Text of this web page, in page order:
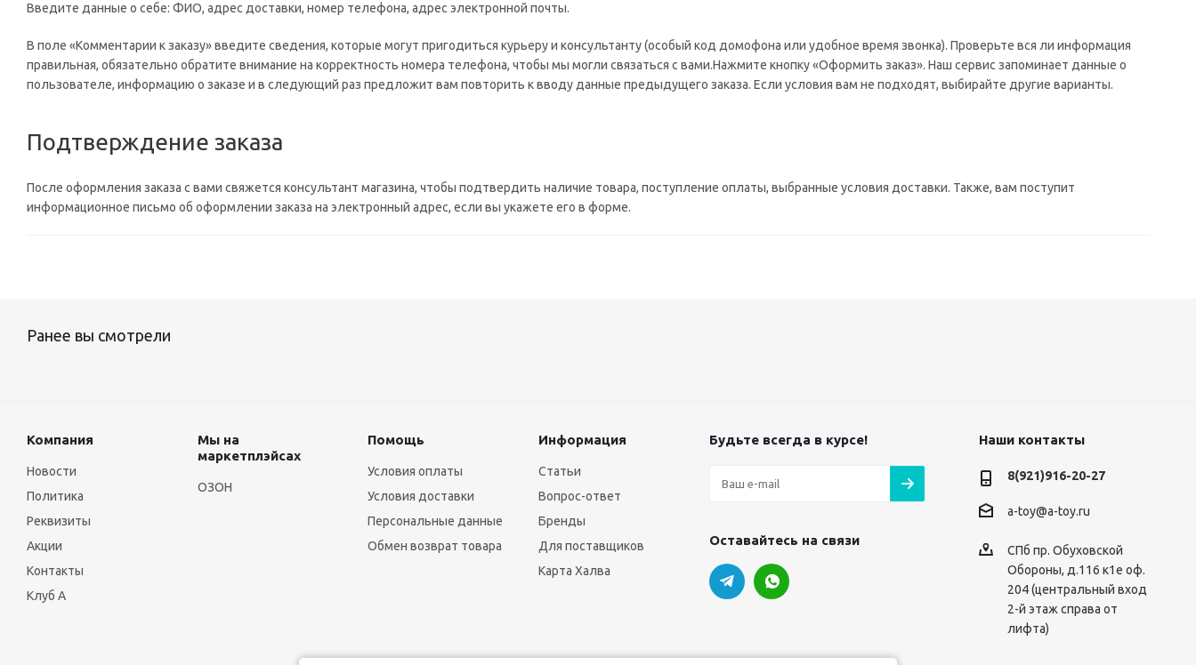
Введите данные о себе: ФИО, адрес доставки, номер телефона, адрес электронной почты.
В поле «Комментарии к заказу» введите сведения, которые могут пригодиться курьеру и консультанту (особый код домофона или удобное время звонка). Проверьте вся ли информация
правильная, обязательно обратите внимание на корректность номера телефона, чтобы мы могли связаться с вами.Нажмите кнопку «Оформить заказ». Наш сервис запоминает данные о
пользователе, информацию о заказе и в следующий раз предложит вам повторить к вводу данные предыдущего заказа. Если условия вам не подходят, выбирайте другие варианты.
Подтверждение заказа
После оформления заказа с вами свяжется консультант магазина, чтобы подтвердить наличие товара, поступление оплаты, выбранные условия доставки. Также, вам поступит
информационное письмо об оформлении заказа на электронный адрес, если вы укажете его в форме.
Ранее вы смотрели
Компания
Новости
Политика
Реквизиты
Акции
Контакты
Клуб А
Мы на
маркетплэйсах
ОЗОН
Помощь
Условия оплаты
Условия доставки
Персональные данные
Обмен возврат товара
Информация
Статьи
Вопрос-ответ
Бренды
Для поставщиков
Карта Халва
Будьте всегда в курсе!
Оставайтесь на связи
Наши контакты
8(921)916-20-27
a-toy@a-toy.ru
СПб пр. Обуховской
Обороны, д.116 к1е оф.
204 (центральный вход
2-й этаж справа от
лифта)